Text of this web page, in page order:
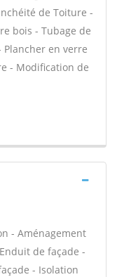
de Toiture -
bois - Tubage de
Plancher en verre
- Modification de
- Aménagement
de façade -
- Isolation